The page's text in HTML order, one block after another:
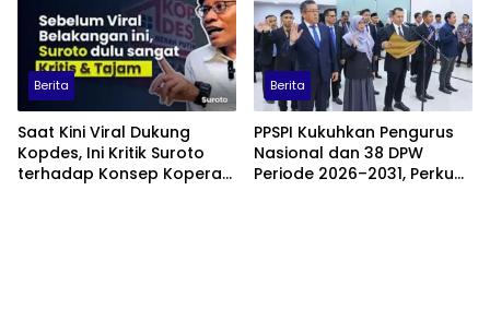
Berita
Saat Kini Viral Dukung
Kopdes, Ini Kritik Suroto
terhadap Konsep Koperasi
Berita
PPSPI Kukuhkan Pengurus
Nasional dan 38 DPW
Periode 2026–2031, Perkuat